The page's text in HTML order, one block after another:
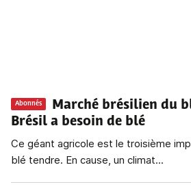
Abonnés
Marché brésilien du
Brésil a besoin de blé
Ce géant agricole est le troisième
blé tendre. En cause, un climat...